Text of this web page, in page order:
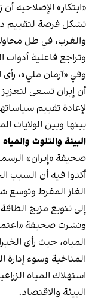
«ابتكار» الإصلاحية أن
تشكل فرصة لتقييم
والغرب، في ظل
وتراجع فاعلية أدوات
وفي «آرمان ملي»،
أن إيران تسعى
لإعادة تقييم
بينها وبين الولايات
البيئة والتلوث والمياه
صحيفة «إيران»
أكدوا فيه أن السبب
الغاز المفرط
إلى تنويع مزيج
ونشرت صحيفة
المياه، حيث رأى
المناخية وسوء إدارة
استهلاك المياه
البيئة والاقتصاد.